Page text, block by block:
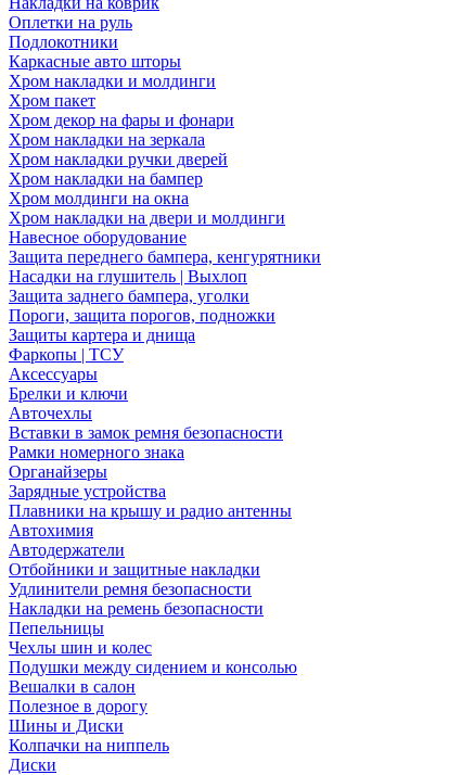
Оплетки на руль
Подлокотники
Каркасные авто шторы
Хром накладки и молдинги
Хром пакет
Хром декор на фары и фонари
Хром накладки на зеркала
Хром накладки ручки дверей
Хром накладки на бампер
Хром молдинги на окна
Хром накладки на двери и молдинги
Навесное оборудование
Защита переднего бампера, кенгурятники
Насадки на глушитель | Выхлоп
Защита заднего бампера, уголки
Пороги, защита порогов, подножки
Защиты картера и днища
Фаркопы | ТСУ
Аксессуары
Брелки и ключи
Авточехлы
Вставки в замок ремня безопасности
Рамки номерного знака
Органайзеры
Зарядные устройства
Плавники на крышу и радио антенны
Автохимия
Автодержатели
Отбойники и защитные накладки
Удлинители ремня безопасности
Накладки на ремень безопасности
Пепельницы
Чехлы шин и колес
Подушки между сидением и консолью
Вешалки в салон
Полезное в дорогу
Шины и Диски
Колпачки на ниппель
Диски